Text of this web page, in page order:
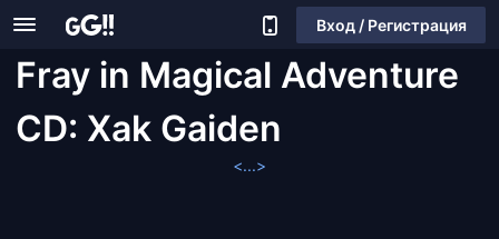
Вход / Регистрация
Fray in Magical Adventure
CD: Xak Gaiden
<...>